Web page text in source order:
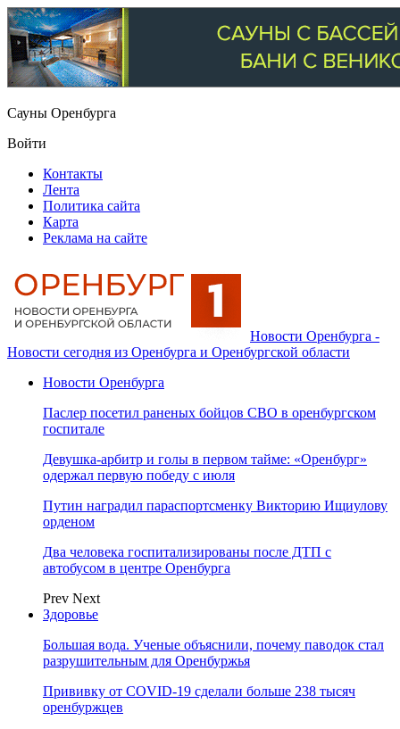
Сауны Оренбурга
Войти
Контакты
Лента
Политика сайта
Карта
Реклама на сайте
Новости Оренбурга -
Новости сегодня из Оренбурга и Оренбургской области
Новости Оренбурга
Паслер посетил раненых бойцов СВО в оренбургском
госпитале
Девушка-арбитр и голы в первом тайме: «Оренбург»
одержал первую победу с июля
Путин наградил параспортсменку Викторию Ищиулову
орденом
Два человека госпитализированы после ДТП с
автобусом в центре Оренбурга
Prev Next
Здоровье
Большая вода. Ученые объяснили, почему паводок стал
разрушительным для Оренбуржья
Прививку от COVID-19 сделали больше 238 тысяч
оренбуржцев